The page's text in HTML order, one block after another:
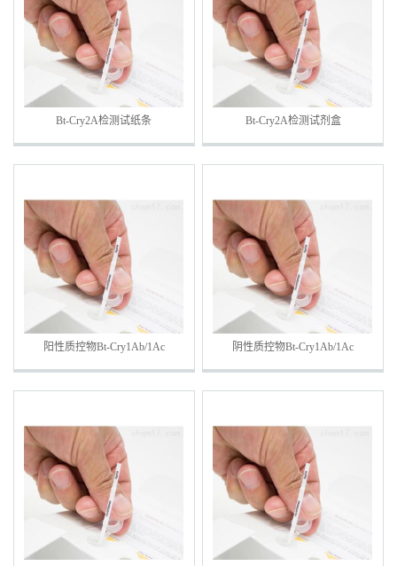
Bt-Cry2A检测试纸条 Bt-Cry2A检测试剂盒
阳性质控物Bt-Cry1Ab/1Ac 阴性质控物Bt-Cry1Ab/1Ac